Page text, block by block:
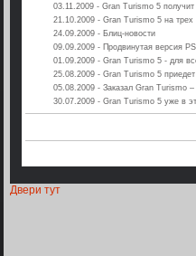
03.11.2009 - Gran Turismo 5 получит
21.10.2009 - Gran Turismo 5 на трех
24.09.2009 - Блиц-новости
09.09.2009 - Продвинутая версия
01.09.2009 - Gran Turismo 5 - для
25.08.2009 - Gran Turismo 5
05.08.2009 - Заказал Gran Turismo
30.07.2009 - Gran Turismo 5 уже в
Двери тут